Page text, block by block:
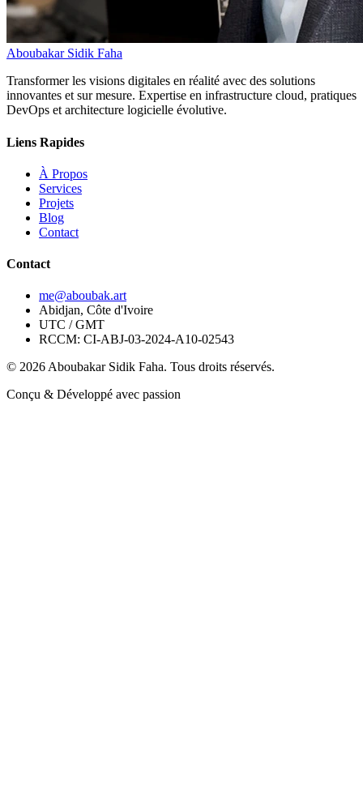
Aboubakar Sidik Faha
Transformer les visions digitales en réalité avec des solutions
innovantes et sur mesure. Expertise en infrastructure cloud, pratiques
DevOps et architecture logicielle évolutive.
Liens Rapides
À Propos
Services
Projets
Blog
Contact
Contact
me@aboubak.art
Abidjan, Côte d'Ivoire
UTC / GMT
RCCM: CI-ABJ-03-2024-A10-02543
© 2026 Aboubakar Sidik Faha. Tous droits réservés.
Conçu & Développé avec passion